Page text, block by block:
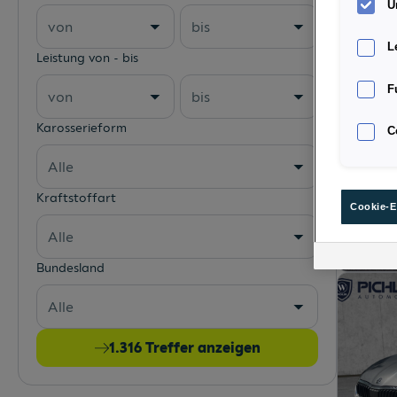
von bis
Leistung von - bis
von bis
Karosserieform
Alle
Kraftstoffart
Alle
Bundesland
Alle
1.316 Treffer anzeigen
Cookie-